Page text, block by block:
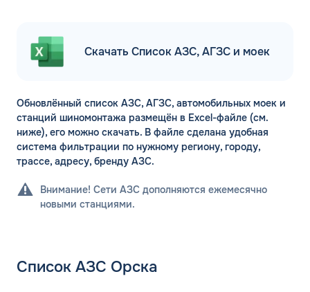
Скачать Список АЗС, АГЗС и моек
Обновлённый список АЗС, АГЗС, автомобильных моек и
станций шиномонтажа размещён в Excel-файле (см.
ниже), его можно скачать. В файле сделана удобная
система фильтрации по нужному региону, городу,
трассе, адресу, бренду АЗС.
Внимание! Сети АЗС дополняются ежемесячно
новыми станциями.
Список АЗС Орска